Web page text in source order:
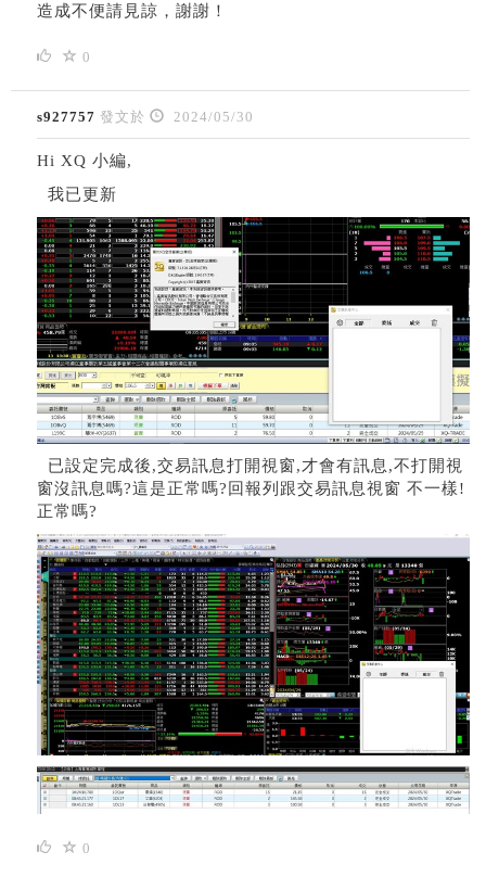
造成不便請見諒，謝謝！
0
s927757 發文於 2024/05/30
Hi XQ 小編,
我已更新
已設定完成後,交易訊息打開視窗,才會有訊息,不打開視
窗沒訊息嗎?這是正常嗎?回報列跟交易訊息視窗 不一樣!
正常嗎?
0